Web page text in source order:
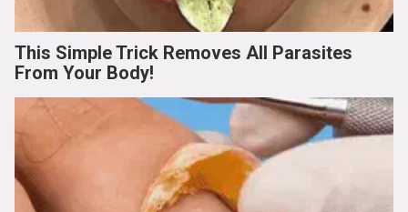
This Simple Trick Removes All Parasites
From Your Body!